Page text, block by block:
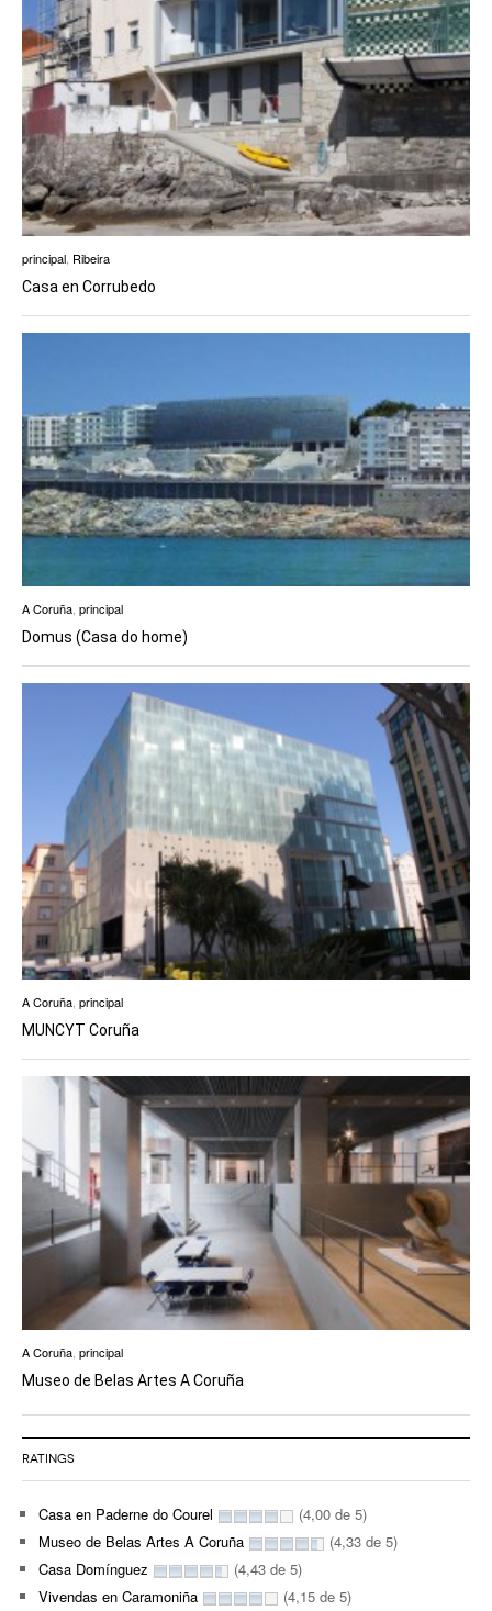
principal Ribeira
Casa en Corrubedo
A Coruña principal
Domus (Casa do home)
A Coruña, principal
MUNCYT Coruña
A Coruña principal
Museo de Belas Artes A Coruña
RATINGS
Casa en Paderne do Courel
(4,00 de 5)
Museo de Belas Artes A Coruña
(4,33 de 5)
Casa Domínguez
(4,43 de 5)
Vivendas en Caramoniña
(4,15 de 5)